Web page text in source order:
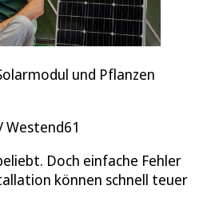
und Pflanzen
Westend61
Doch einfache Fehler
können schnell teuer